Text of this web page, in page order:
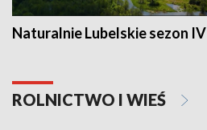
Naturalnie Lubelskie sezon IV
ROLNICTWO I WIEŚ